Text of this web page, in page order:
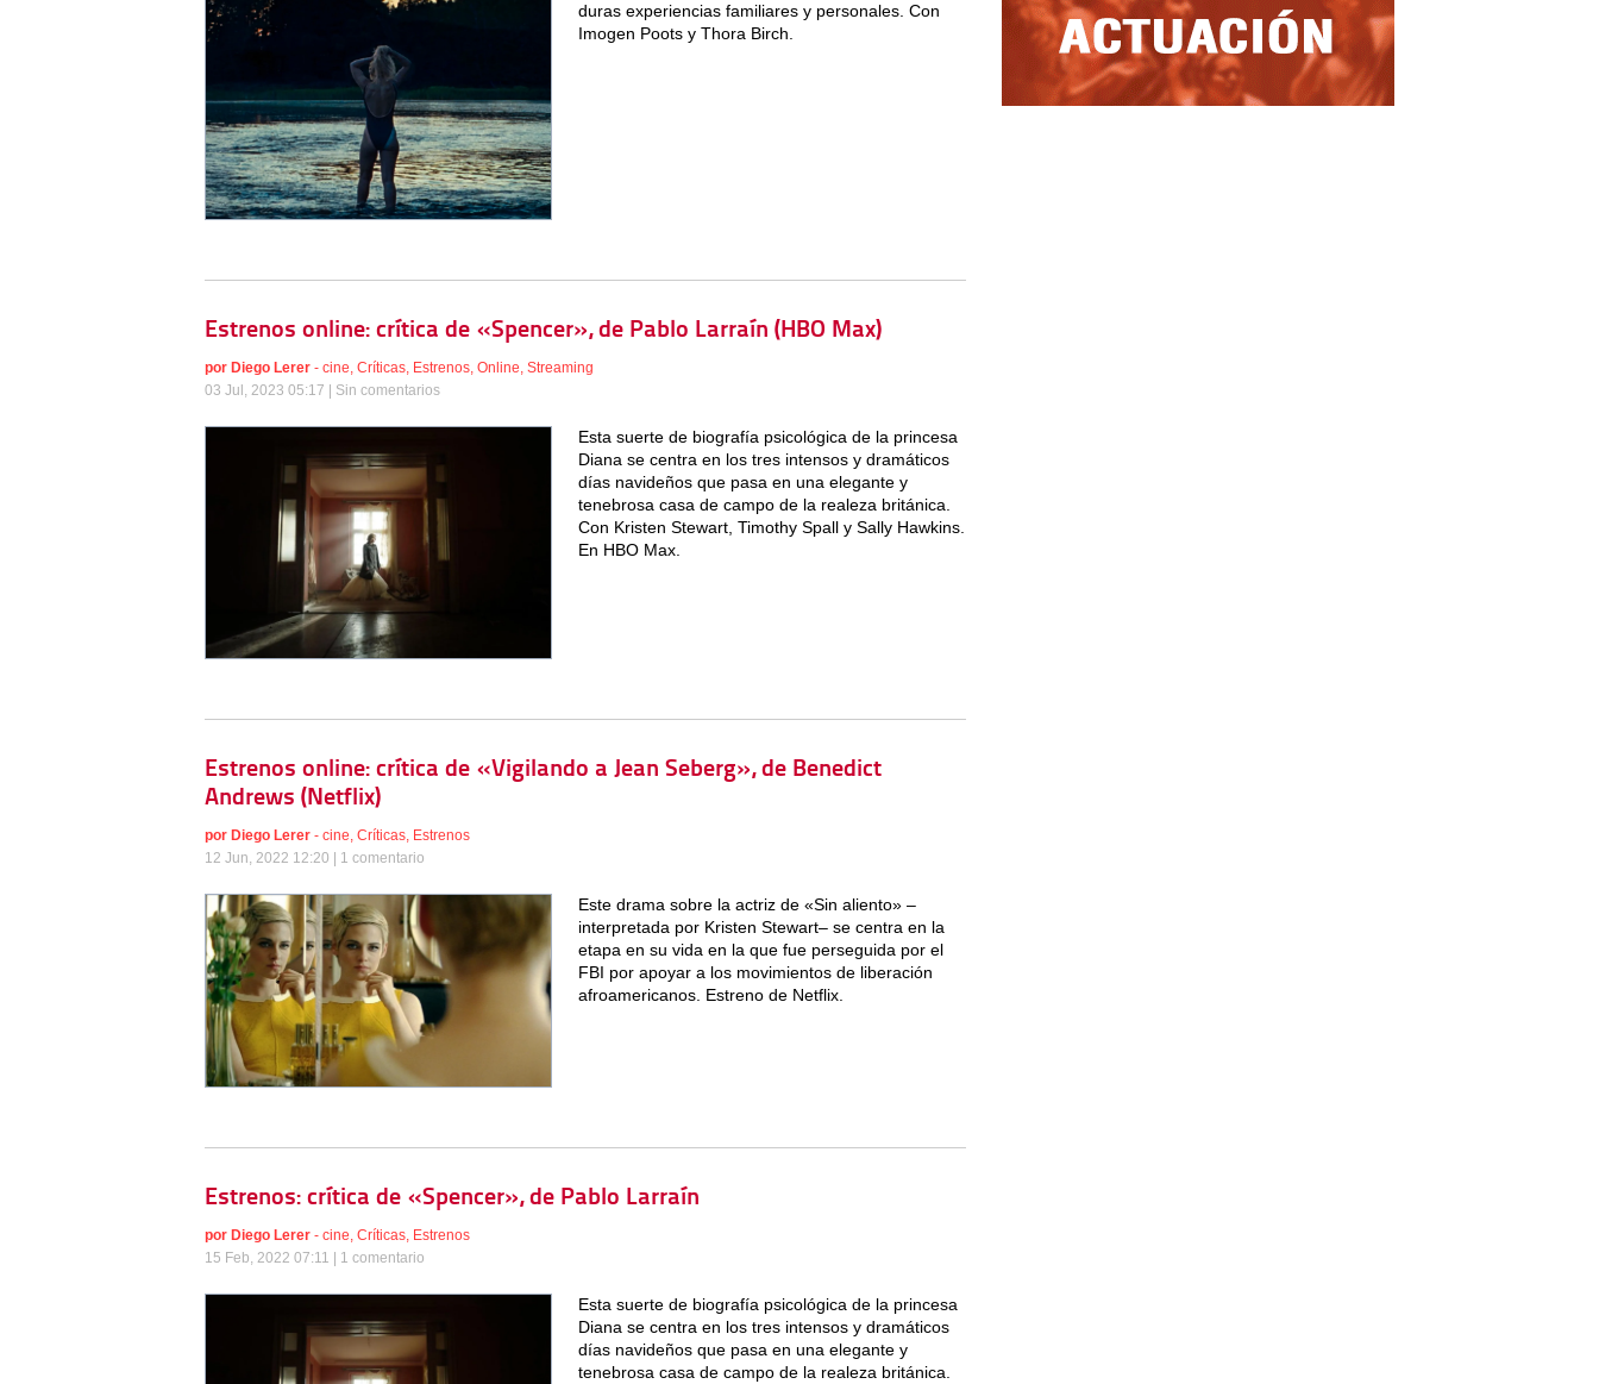
duras experiencias familiares y personales. Con
Imogen Poots y Thora Birch.
Estrenos online: crítica de «Spencer», de Pablo Larraín (HBO Max)
por Diego Lerer - cine, Críticas, Estrenos, Online, Streaming
03 Jul, 2023 05:17 | Sin comentarios
Esta suerte de biografía psicológica de la princesa
Diana se centra en los tres intensos y dramáticos
días navideños que pasa en una elegante y
tenebrosa casa de campo de la realeza británica.
Con Kristen Stewart, Timothy Spall y Sally Hawkins.
En HBO Max.
Estrenos online: crítica de «Vigilando a Jean Seberg», de Benedict
Andrews (Netflix)
por Diego Lerer - cine Críticas Estrenos
12 Jun, 2022 12:20 | 1 comentario
Este drama sobre la actriz de «Sin aliento» –
interpretada por Kristen Stewart– se centra en la
etapa en su vida en la que fue perseguida por el
FBI por apoyar a los movimientos de liberación
afroamericanos. Estreno de Netflix.
Estrenos: crítica de «Spencer», de Pablo Larraín
por Diego Lerer - cine, Críticas, Estrenos
15 Feb, 2022 07:11 | 1 comentario
Esta suerte de biografía psicológica de la princesa
Diana se centra en los tres intensos y dramáticos
días navideños que pasa en una elegante y
tenebrosa casa de campo de la realeza británica.